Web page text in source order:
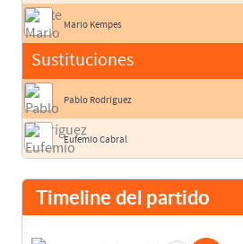
Mario Kempes
Sustituciones
Pablo Rodríguez
Eufemio Cabral
Timeline del partido